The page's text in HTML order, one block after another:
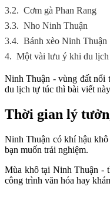
3.2. Cơm gà Phan Rang
3.3. Nho Ninh Thuận
3.4. Bánh xèo Ninh Thuận
4. Một vài lưu ý khi du
Ninh Thuận - vùng đất nổi
du lịch tự túc thì bài viết
Thời gian lý
Ninh Thuận có khí hậu
bạn muốn trải nghiệm.
Mùa khô tại Ninh Thuận -
công trình văn hóa hay